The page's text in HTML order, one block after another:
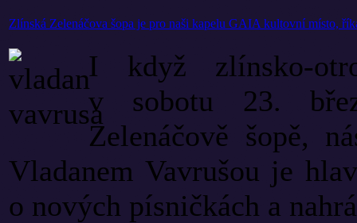
Zlínská Zelenáčova šopa je pro naši kapelu GAIA kultovní místo,
I když zlínsko-
v sobotu 23.
Zelenáčově šopě,
Vladanem Vavrušou je
o nových písničkách a